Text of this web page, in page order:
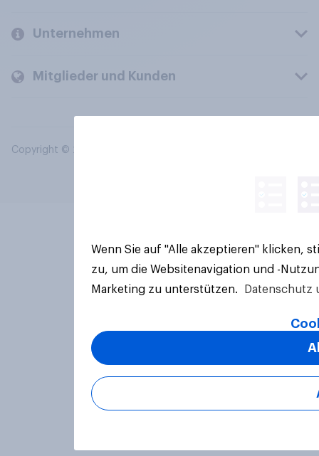
Unternehmen
Mitglieder und Kunden
Copyright © 2026 YouGov PLC. Alle Rechte vorbehalten.
Wenn Sie auf "Alle akzeptieren" klicken,
zu, um die Websitenavigation und -
Marketing zu unterstützen.
Datenschutz